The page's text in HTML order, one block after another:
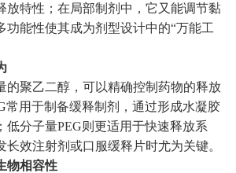
放特性；在局部制剂中，它又能调节黏
功能性使其成为剂型设计中的“万能工
的聚乙二醇，可以精确控制药物的释放
常用于制备缓释制剂，通过形成水凝胶
低分子量PEG则更适用于快速释放系
长效注射剂或口服缓释片时尤为关键。
物相容性